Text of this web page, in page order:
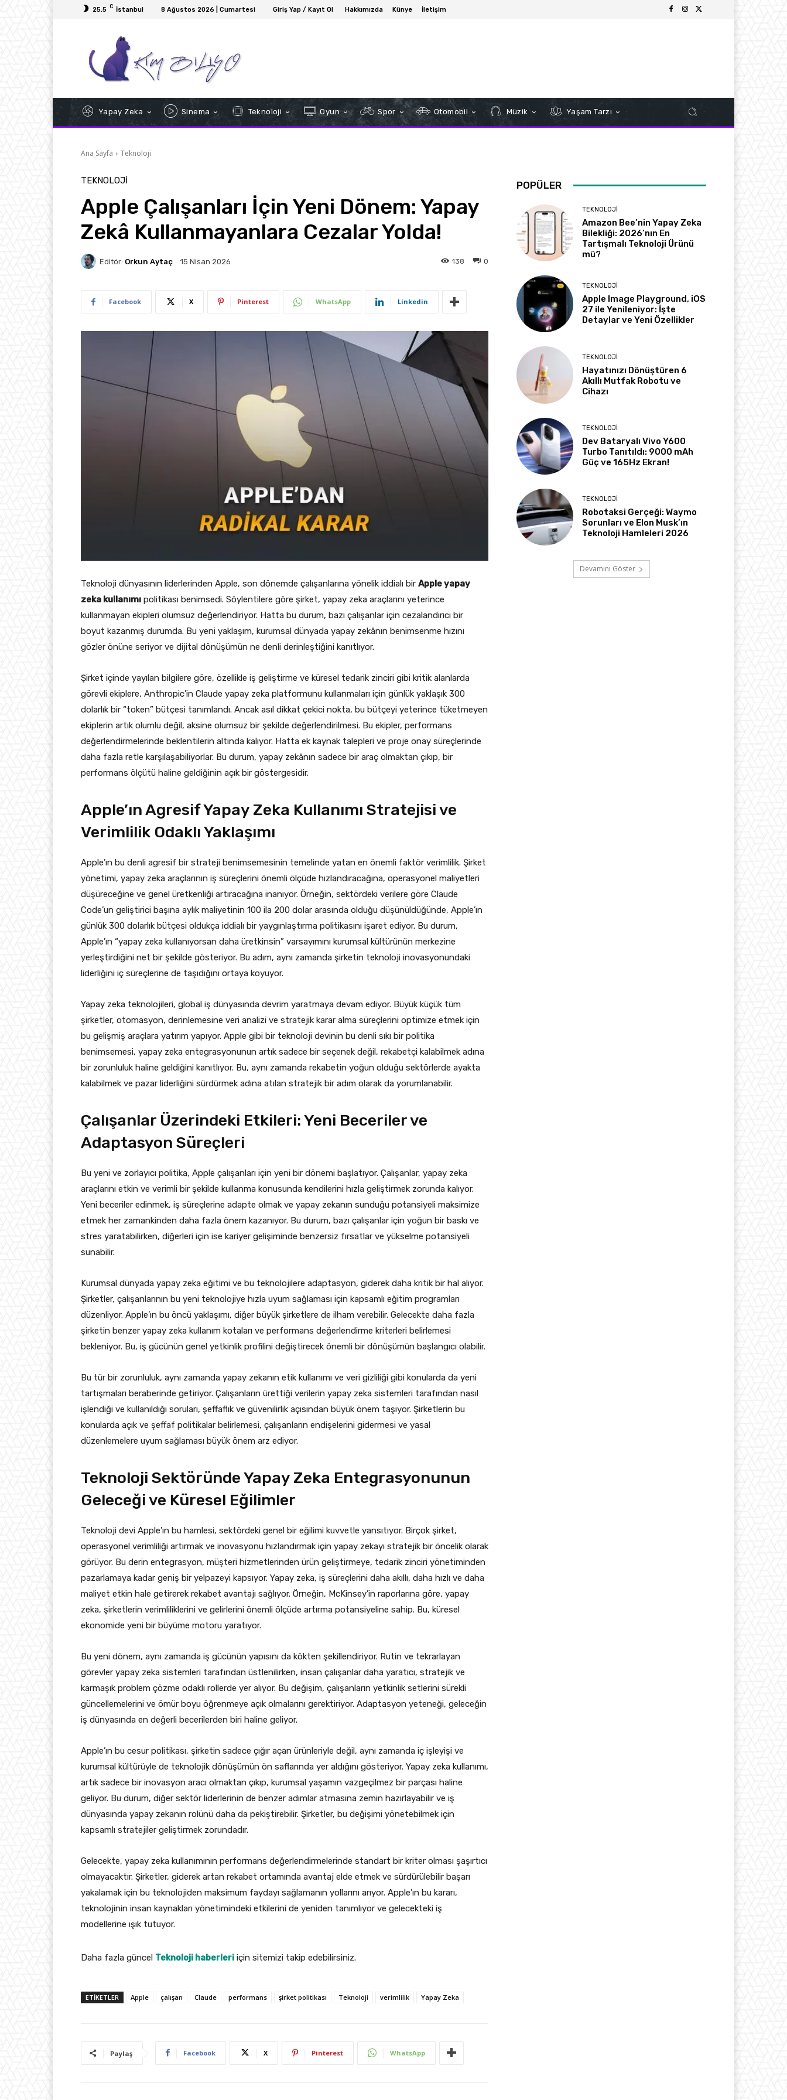
25.5 C İstanbul 8 Ağustos 2026 | Cumartesi Giriş Yap / Kayıt Ol Hakkımızda Künye İletişim
Yapay Zeka Sinema Teknoloji Oyun Spor Otomobil Müzik Yaşam Tarzı
Ana Sayfa Teknoloji
TEKNOLOJI
Apple Çalışanları İçin Yeni Dönem: Yapay
Zekâ Kullanmayanlara Cezalar Yolda!
Editör: Orkun Aytaç 15 Nisan 2026 0
138
Facebook X Pinterest WhatsApp Linkedin
Teknoloji dünyasının liderlerinden Apple, son dönemde çalışanlarına yönelik iddialı bir Apple yapay
zeka kullanımı politikası benimsedi. Söylentilere göre şirket, yapay zeka araçlarını yeterince
kullanmayan ekipleri olumsuz değerlendiriyor. Hatta bu durum, bazı çalışanlar için cezalandırıcı bir
boyut kazanmış durumda. Bu yeni yaklaşım, kurumsal dünyada yapay zekânın benimsenme hızını
gözler önüne seriyor ve dijital dönüşümün ne denli derinleştiğini kanıtlıyor.
Şirket içinde yayılan bilgilere göre, özellikle iş geliştirme ve küresel tedarik zinciri gibi kritik alanlarda
görevli ekiplere, Anthropic’in Claude yapay zeka platformunu kullanmaları için günlük yaklaşık 300
dolarlık bir “token” bütçesi tanımlandı. Ancak asıl dikkat çekici nokta, bu bütçeyi yeterince tüketmeyen
ekiplerin artık olumlu değil, aksine olumsuz bir şekilde değerlendirilmesi. Bu ekipler, performans
değerlendirmelerinde beklentilerin altında kalıyor. Hatta ek kaynak talepleri ve proje onay süreçlerinde
daha fazla retle karşılaşabiliyorlar. Bu durum, yapay zekânın sadece bir araç olmaktan çıkıp, bir
performans ölçütü haline geldiğinin açık bir göstergesidir.
Apple’ın Agresif Yapay Zeka Kullanımı Stratejisi ve
Verimlilik Odaklı Yaklaşımı
Apple’ın bu denli agresif bir strateji benimsemesinin temelinde yatan en önemli faktör verimlilik. Şirket
yönetimi, yapay zeka araçlarının iş süreçlerini önemli ölçüde hızlandıracağına, operasyonel maliyetleri
düşüreceğine ve genel üretkenliği artıracağına inanıyor. Örneğin, sektördeki verilere göre Claude
Code’un geliştirici başına aylık maliyetinin 100 ila 200 dolar arasında olduğu düşünüldüğünde, Apple’ın
günlük 300 dolarlık bütçesi oldukça iddialı bir yaygınlaştırma politikasını işaret ediyor. Bu durum,
Apple’ın “yapay zeka kullanıyorsan daha üretkinsin” varsayımını kurumsal kültürünün merkezine
yerleştirdiğini net bir şekilde gösteriyor. Bu adım, aynı zamanda şirketin teknoloji inovasyonundaki
liderliğini iç süreçlerine de taşıdığını ortaya koyuyor.
Yapay zeka teknolojileri, global iş dünyasında devrim yaratmaya devam ediyor. Büyük küçük tüm
şirketler, otomasyon, derinlemesine veri analizi ve stratejik karar alma süreçlerini optimize etmek için
bu gelişmiş araçlara yatırım yapıyor. Apple gibi bir teknoloji devinin bu denli sıkı bir politika
benimsemesi, yapay zeka entegrasyonunun artık sadece bir seçenek değil, rekabetçi kalabilmek adına
bir zorunluluk haline geldiğini kanıtlıyor. Bu, aynı zamanda rekabetin yoğun olduğu sektörlerde ayakta
kalabilmek ve pazar liderliğini sürdürmek adına atılan stratejik bir adım olarak da yorumlanabilir.
Çalışanlar Üzerindeki Etkileri: Yeni Beceriler ve
Adaptasyon Süreçleri
Bu yeni ve zorlayıcı politika, Apple çalışanları için yeni bir dönemi başlatıyor. Çalışanlar, yapay zeka
araçlarını etkin ve verimli bir şekilde kullanma konusunda kendilerini hızla geliştirmek zorunda kalıyor.
Yeni beceriler edinmek, iş süreçlerine adapte olmak ve yapay zekanın sunduğu potansiyeli maksimize
etmek her zamankinden daha fazla önem kazanıyor. Bu durum, bazı çalışanlar için yoğun bir baskı ve
stres yaratabilirken, diğerleri için ise kariyer gelişiminde benzersiz fırsatlar ve yükselme potansiyeli
sunabilir.
Kurumsal dünyada yapay zeka eğitimi ve bu teknolojilere adaptasyon, giderek daha kritik bir hal alıyor.
Şirketler, çalışanlarının bu yeni teknolojiye hızla uyum sağlaması için kapsamlı eğitim programları
düzenliyor. Apple’ın bu öncü yaklaşımı, diğer büyük şirketlere de ilham verebilir. Gelecekte daha fazla
şirketin benzer yapay zeka kullanım kotaları ve performans değerlendirme kriterleri belirlemesi
bekleniyor. Bu, iş gücünün genel yetkinlik profilini değiştirecek önemli bir dönüşümün başlangıcı olabilir.
Bu tür bir zorunluluk, aynı zamanda yapay zekanın etik kullanımı ve veri gizliliği gibi konularda da yeni
tartışmaları beraberinde getiriyor. Çalışanların ürettiği verilerin yapay zeka sistemleri tarafından nasıl
işlendiği ve kullanıldığı soruları, şeffaflık ve güvenilirlik açısından büyük önem taşıyor. Şirketlerin bu
konularda açık ve şeffaf politikalar belirlemesi, çalışanların endişelerini gidermesi ve yasal
düzenlemelere uyum sağlaması büyük önem arz ediyor.
Teknoloji Sektöründe Yapay Zeka Entegrasyonunun
Geleceği ve Küresel Eğilimler
Teknoloji devi Apple’ın bu hamlesi, sektördeki genel bir eğilimi kuvvetle yansıtıyor. Birçok şirket,
operasyonel verimliliği artırmak ve inovasyonu hızlandırmak için yapay zekayı stratejik bir öncelik olarak
görüyor. Bu derin entegrasyon, müşteri hizmetlerinden ürün geliştirmeye, tedarik zinciri yönetiminden
pazarlamaya kadar geniş bir yelpazeyi kapsıyor. Yapay zeka, iş süreçlerini daha akıllı, daha hızlı ve daha
maliyet etkin hale getirerek rekabet avantajı sağlıyor. Örneğin, McKinsey’in raporlarına göre, yapay
zeka, şirketlerin verimliliklerini ve gelirlerini önemli ölçüde artırma potansiyeline sahip. Bu, küresel
ekonomide yeni bir büyüme motoru yaratıyor.
Bu yeni dönem, aynı zamanda iş gücünün yapısını da kökten şekillendiriyor. Rutin ve tekrarlayan
görevler yapay zeka sistemleri tarafından üstlenilirken, insan çalışanlar daha yaratıcı, stratejik ve
karmaşık problem çözme odaklı rollerde yer alıyor. Bu değişim, çalışanların yetkinlik setlerini sürekli
güncellemelerini ve ömür boyu öğrenmeye açık olmalarını gerektiriyor. Adaptasyon yeteneği, geleceğin
iş dünyasında en değerli becerilerden biri haline geliyor.
Apple’ın bu cesur politikası, şirketin sadece çığır açan ürünleriyle değil, aynı zamanda iç işleyişi ve
kurumsal kültürüyle de teknolojik dönüşümün ön saflarında yer aldığını gösteriyor. Yapay zeka kullanımı,
artık sadece bir inovasyon aracı olmaktan çıkıp, kurumsal yaşamın vazgeçilmez bir parçası haline
geliyor. Bu durum, diğer sektör liderlerinin de benzer adımlar atmasına zemin hazırlayabilir ve iş
dünyasında yapay zekanın rolünü daha da pekiştirebilir. Şirketler, bu değişimi yönetebilmek için
kapsamlı stratejiler geliştirmek zorundadır.
Gelecekte, yapay zeka kullanımının performans değerlendirmelerinde standart bir kriter olması şaşırtıcı
olmayacaktır. Şirketler, giderek artan rekabet ortamında avantaj elde etmek ve sürdürülebilir başarı
yakalamak için bu teknolojiden maksimum faydayı sağlamanın yollarını arıyor. Apple’ın bu kararı,
teknolojinin insan kaynakları yönetimindeki etkilerini de yeniden tanımlıyor ve gelecekteki iş
modellerine ışık tutuyor.
Daha fazla güncel Teknoloji haberleri için sitemizi takip edebilirsiniz.
ETIKETLER Apple çalışan Claude performans şirket politikası Teknoloji verimlilik Yapay Zeka
Paylaş Facebook X Pinterest WhatsApp
POPÜLER
TEKNOLOJI
Amazon Bee’nin Yapay Zeka
Bilekliği: 2026’nın En
Tartışmalı Teknoloji Ürünü
mü?
TEKNOLOJI
Apple Image Playground, iOS
27 ile Yenileniyor: İşte
Detaylar ve Yeni Özellikler
TEKNOLOJI
Hayatınızı Dönüştüren 6
Akıllı Mutfak Robotu ve
Cihazı
TEKNOLOJI
Dev Bataryalı Vivo Y600
Turbo Tanıtıldı: 9000 mAh
Güç ve 165Hz Ekran!
TEKNOLOJI
Robotaksi Gerçeği: Waymo
Sorunları ve Elon Musk’ın
Teknoloji Hamleleri 2026
Devamını Göster